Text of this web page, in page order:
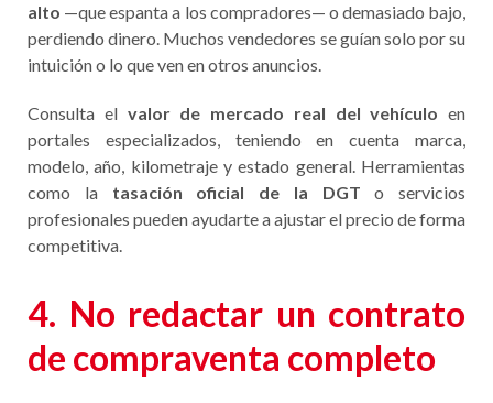
alto —que espanta a los compradores— o demasiado bajo,
perdiendo dinero. Muchos vendedores se guían solo por su
intuición o lo que ven en otros anuncios.
Consulta el valor de mercado real del vehículo en
portales especializados, teniendo en cuenta marca,
modelo, año, kilometraje y estado general. Herramientas
como la tasación oficial de la DGT o servicios
profesionales pueden ayudarte a ajustar el precio de forma
competitiva.
4. No redactar un contrato
de compraventa completo